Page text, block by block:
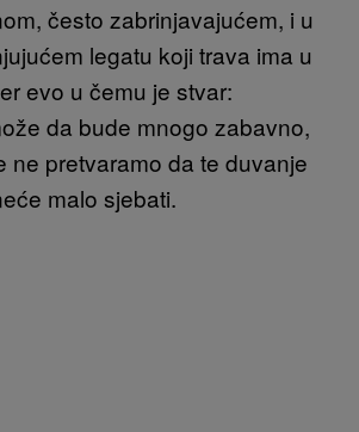
često zabrinjavajućem, i u
legatu koji trava ima u
evo u čemu je stvar:
da bude mnogo zabavno,
ne pretvaramo da te duvanje
malo sjebati.